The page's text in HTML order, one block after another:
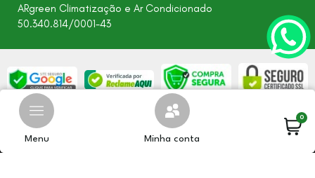
Menu Minha conta
0
ARgreen Climatização e Ar Condicionado
50.340.814/0001-43
©2026 - Todos os direitos reservados – ARgreen. CNPJ:
24.849.649/0001-40